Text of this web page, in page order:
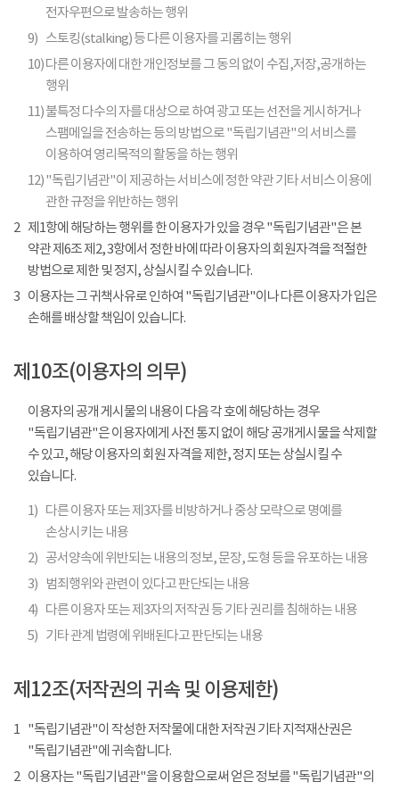
전자우편으로 발송하는 행위
9) 스토킹(stalking) 등 다른 이용자를 괴롭히는 행위
10)다른 이용자에 대한 개인정보를 그 동의 없이 수집,저장,공개하는
행위
11)불특정 다수의 자를 대상으로 하여 광고 또는 선전을 게시하거나
스팸메일을 전송하는 등의 방법으로 "독립기념관"의 서비스를
이용하여 영리목적의 활동을 하는 행위
12)"독립기념관"이 제공하는 서비스에 정한 약관 기타 서비스 이용에
관한 규정을 위반하는 행위
2 제1항에 해당하는 행위를 한 이용자가 있을 경우 "독립기념관"은 본
약관 제6조 제2, 3항에서 정한 바에 따라 이용자의 회원자격을 적절한
방법으로 제한 및 정지, 상실시킬 수 있습니다.
3 이용자는 그 귀책사유로 인하여 "독립기념관"이나 다른 이용자가 입은
손해를 배상할 책임이 있습니다.
제10조(이용자의 의무)
이용자의 공개 게시물의 내용이 다음 각 호에 해당하는 경우
"독립기념관"은 이용자에게 사전 통지 없이 해당 공개게시물을 삭제할
수 있고, 해당 이용자의 회원 자격을 제한, 정지 또는 상실시킬 수
있습니다.
1) 다른 이용자 또는 제3자를 비방하거나 중상 모략으로 명예를
손상시키는 내용
2) 공서양속에 위반되는 내용의 정보, 문장, 도형 등을 유포하는 내용
3)
범죄행위와 관련이 있다고 판단되는 내용
4) 다른 이용자 또는 제3자의 저작권 등 기타 권리를 침해하는 내용
5) 기타 관계 법령에 위배된다고 판단되는 내용
제12조(저작권의 귀속 및 이용제한)
1 "독립기념관"이 작성한 저작물에 대한 저작권 기타 지적재산권은
"독립기념관"에 귀속합니다.
2 이용자는 "독립기념관"을 이용함으로써 얻은 정보를 "독립기념관"의